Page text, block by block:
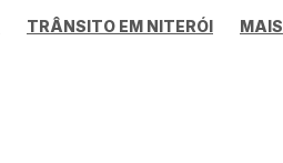
TRÂNSITO EM NITERÓI MAIS